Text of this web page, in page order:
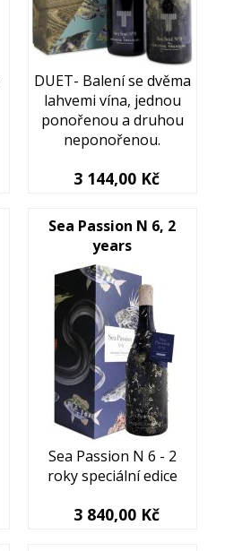
DUET- Balení se dvěma
lahvemi vína, jednou
ponořenou a druhou
neponořenou.
3 144,00 Kč
Sea Passion N 6, 2
years
Sea Passion N 6 - 2
roky speciální edice
3 840,00 Kč